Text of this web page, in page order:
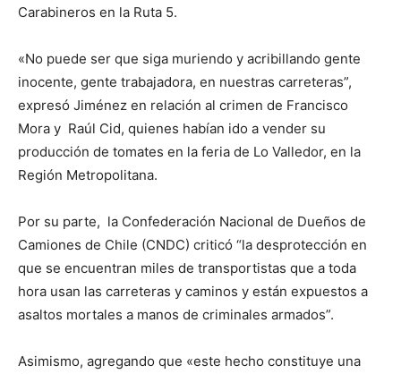
Carabineros en la Ruta 5.
«No puede ser que siga muriendo y acribillando gente
inocente, gente trabajadora, en nuestras carreteras”,
expresó Jiménez en relación al crimen de Francisco
Mora y Raúl Cid, quienes habían ido a vender su
producción de tomates en la feria de Lo Valledor, en la
Región Metropolitana.
Por su parte, la Confederación Nacional de Dueños de
Camiones de Chile (CNDC) criticó “la desprotección en
que se encuentran miles de transportistas que a toda
hora usan las carreteras y caminos y están expuestos a
asaltos mortales a manos de criminales armados”.
Asimismo, agregando que «este hecho constituye una